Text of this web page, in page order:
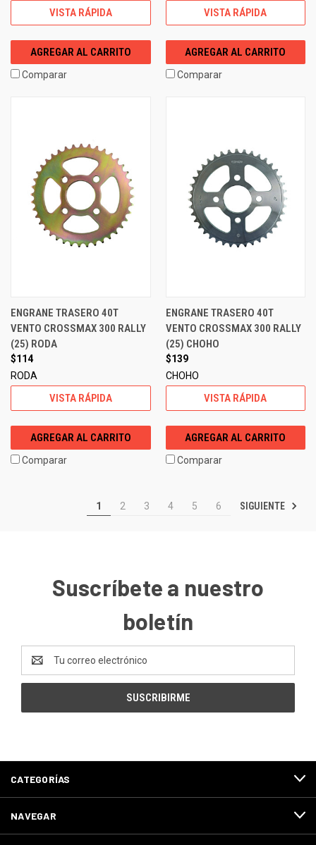
VISTA RÁPIDA
AGREGAR AL CARRITO
Comparar
VISTA RÁPIDA
AGREGAR AL CARRITO
Comparar
ENGRANE TRASERO 40T
VENTO CROSSMAX 300 RALLY
(25) RODA
$114
RODA
VISTA RÁPIDA
AGREGAR AL CARRITO
Comparar
ENGRANE TRASERO 40T
VENTO CROSSMAX 300 RALLY
(25) CHOHO
$139
CHOHO
VISTA RÁPIDA
AGREGAR AL CARRITO
Comparar
1 2 3 4 5 6 SIGUIENTE
Suscríbete a nuestro
boletín
de
correo
CATEGORÍAS
NAVEGAR